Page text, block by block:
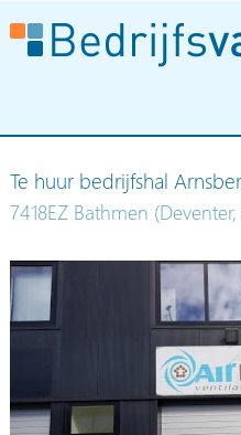
Te huur bedrijfshal
7418EZ Bathmen